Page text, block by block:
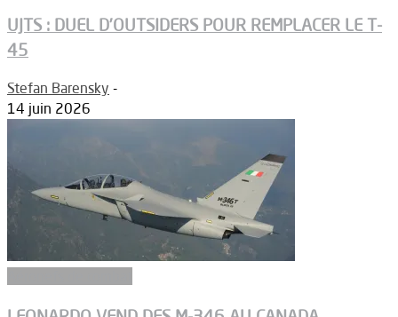
UJTS : DUEL D’OUTSIDERS POUR REMPLACER LE T-
45
Stefan Barensky -
14 juin 2026